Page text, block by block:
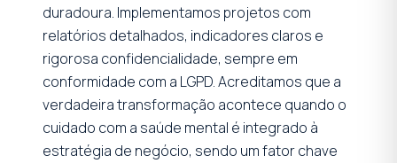
duradoura. Implementamos projetos com
relatórios detalhados, indicadores claros e
rigorosa confidencialidade, sempre em
conformidade com a LGPD. Acreditamos que a
verdadeira transformação acontece quando o
cuidado com a saúde mental é integrado à
estratégia de negócio, sendo um fator chave